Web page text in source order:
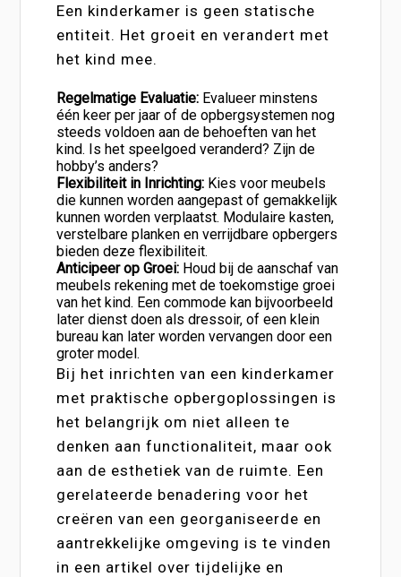
Een kinderkamer is geen statische
entiteit. Het groeit en verandert met
het kind mee.
Regelmatige Evaluatie: Evalueer minstens
één keer per jaar of de opbergsystemen nog
steeds voldoen aan de behoeften van het
kind. Is het speelgoed veranderd? Zijn de
hobby’s anders?
Flexibiliteit in Inrichting: Kies voor meubels
die kunnen worden aangepast of gemakkelijk
kunnen worden verplaatst. Modulaire kasten,
verstelbare planken en verrijdbare opbergers
bieden deze flexibiliteit.
Anticipeer op Groei: Houd bij de aanschaf van
meubels rekening met de toekomstige groei
van het kind. Een commode kan bijvoorbeeld
later dienst doen als dressoir, of een klein
bureau kan later worden vervangen door een
groter model.
Bij het inrichten van een kinderkamer
met praktische opbergoplossingen is
het belangrijk om niet alleen te
denken aan functionaliteit, maar ook
aan de esthetiek van de ruimte. Een
gerelateerde benadering voor het
creëren van een georganiseerde en
aantrekkelijke omgeving is te vinden
in een artikel over tijdelijke en